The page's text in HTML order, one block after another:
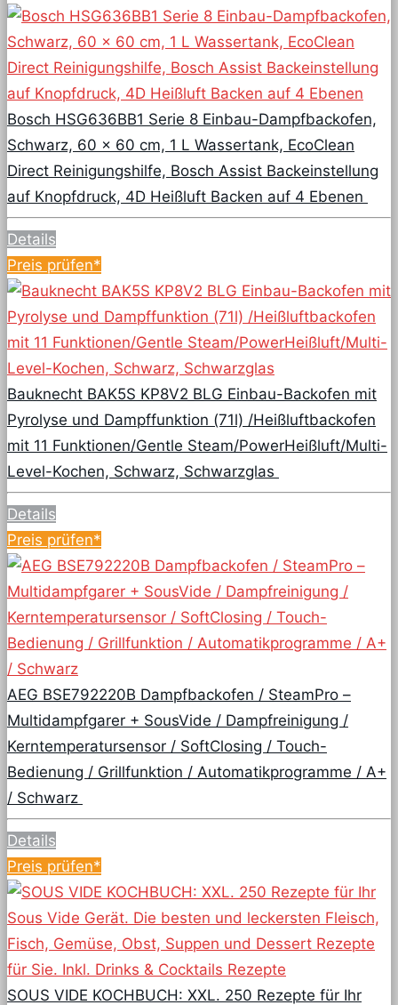
Bosch HSG636BB1 Serie 8 Einbau-Dampfbackofen,
Schwarz, 60 x 60 cm, 1 L Wassertank, EcoClean
Direct Reinigungshilfe, Bosch Assist Backeinstellung
auf Knopfdruck, 4D Heißluft Backen auf 4 Ebenen
Details
Preis prüfen*
Bauknecht BAK5S KP8V2 BLG Einbau-Backofen mit
Pyrolyse und Dampffunktion (71l) /Heißluftbackofen
mit 11 Funktionen/Gentle Steam/PowerHeißluft/Multi-
Level-Kochen, Schwarz, Schwarzglas
Details
Preis prüfen*
AEG BSE792220B Dampfbackofen / SteamPro –
Multidampfgarer + SousVide / Dampfreinigung /
Kerntemperatursensor / SoftClosing / Touch-
Bedienung / Grillfunktion / Automatikprogramme / A+
/ Schwarz
Details
Preis prüfen*
SOUS VIDE KOCHBUCH: XXL. 250 Rezepte für Ihr